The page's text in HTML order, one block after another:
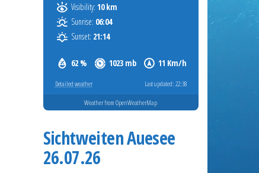
62 % 1023 mb 11 Km/h
Visibility: 10 km
Sunrise: 06:04
Sunset: 21:14
Detailed weather Last updated: 22:38
Weather from OpenWeatherMap
Sichtweiten Auesee
26.07.26